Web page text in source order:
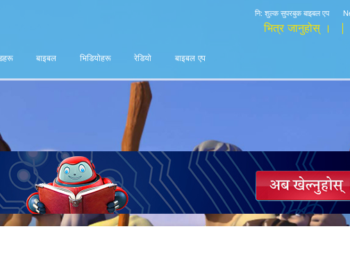
नि: शुल्क सुपरबुक बाइबल एप
भित्र जानुहोस् ।
बाइबल भिडियोहरू रेडियो बाइबल एप